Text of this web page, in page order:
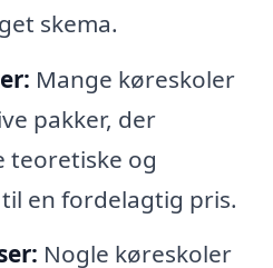
skema.
Mange køreskoler
pakker, der
teoretiske og
en fordelagtig pris.
Nogle køreskoler